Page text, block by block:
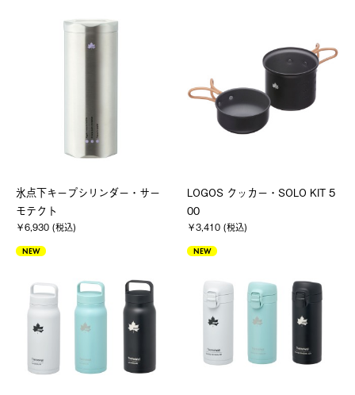
氷点下キープシリンダー・サー
モテクト
￥6,930 (税込)
LOGOS クッカー・SOLO KIT 5
00
￥3,410 (税込)
NEW NEW